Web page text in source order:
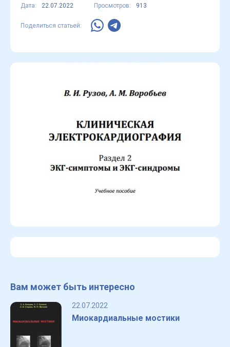
Дата: 22.07.2022 Просмотров: 913
Поделиться статьей:
Вам может быть интересно
22.07.2022
Миокардиальные мостики